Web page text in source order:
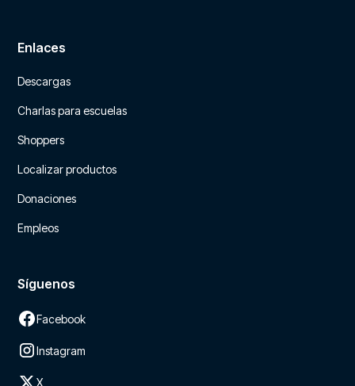
Enlaces
Descargas
Charlas para escuelas
Shoppers
Localizar productos
Donaciones
Empleos
Síguenos
Facebook
Instagram
X